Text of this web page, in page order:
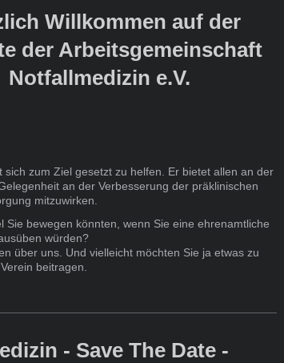
Willkommen auf der
der Arbeitsgemeinschaft
Notfallmedizin e.V.
zum Ziel gesetzt zu helfen. Er bietet allen an der
an der Verbesserung der präklinischen
mitzuwirken.
bewegen könnten, wenn Sie eine ehrenamtliche
würden?
über uns. Und vielleicht möchten Sie ja etwas zu
beitragen.
- Save The Date -